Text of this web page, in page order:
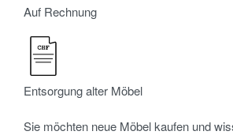
Auf Rechnung
Entsorgung alter Möbel
Sie möchten neue Möbel kaufen und